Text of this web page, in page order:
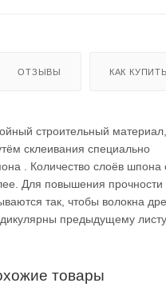
ОТЗЫВЫ КАК КУПИТЬ
строительный материал,
склеивания специально
. Количество слоёв шпона
Для повышения
так, чтобы волокна
предыдущему листу.
товары